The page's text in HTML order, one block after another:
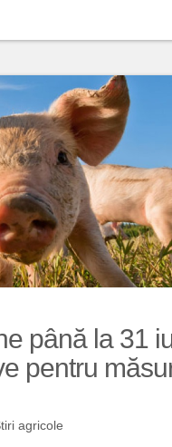
până la 31
pentru
agricole